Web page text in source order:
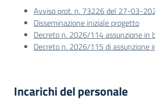
Avviso prot. n. 73226 del 27-03-
Disseminazione iniziale progetto
Decreto n. 2026/114 assunzione in
Decreto n. 2026/115 di assunzione
Incarichi del personale